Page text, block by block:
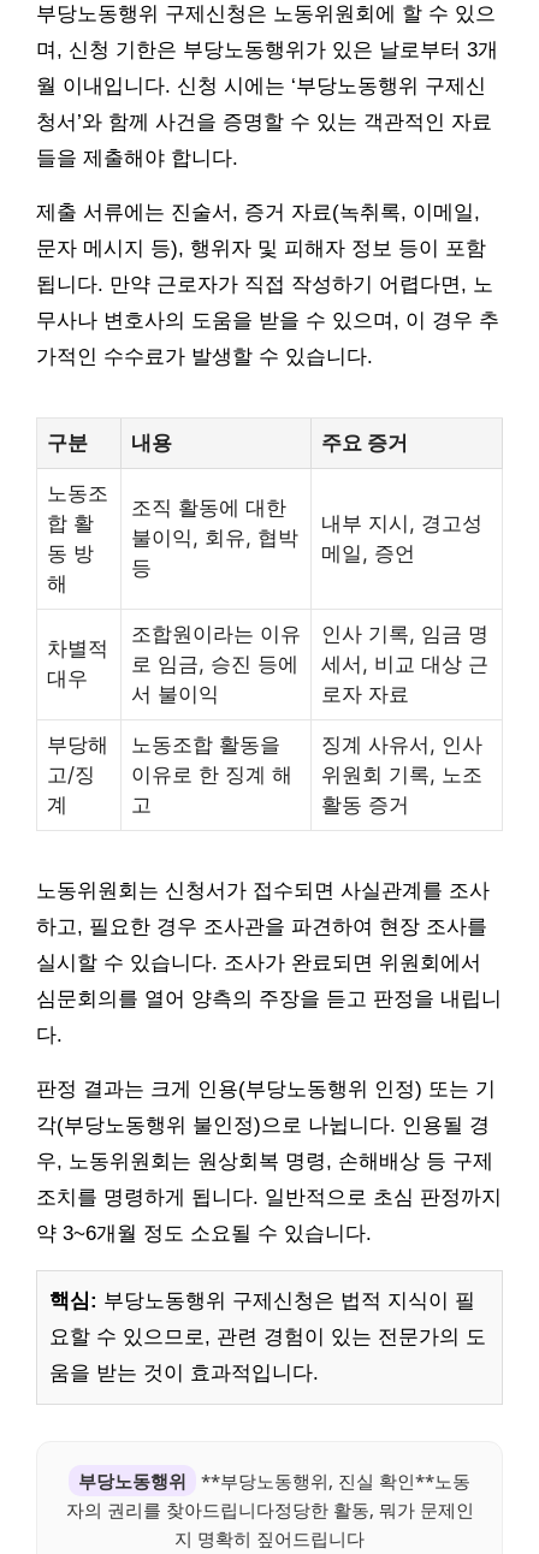
부당노동행위 구제신청은 노동위원회에 할 수 있으
며, 신청 기한은 부당노동행위가 있은 날로부터 3개
월 이내입니다. 신청 시에는 ‘부당노동행위 구제신
청서’와 함께 사건을 증명할 수 있는 객관적인 자료
들을 제출해야 합니다.
제출 서류에는 진술서, 증거 자료(녹취록, 이메일,
문자 메시지 등), 행위자 및 피해자 정보 등이 포함
됩니다. 만약 근로자가 직접 작성하기 어렵다면, 노
무사나 변호사의 도움을 받을 수 있으며, 이 경우 추
가적인 수수료가 발생할 수 있습니다.
구분 내용 주요 증거
노동조
합 활
동 방
해
조직 활동에 대한
불이익, 회유, 협박
등
내부 지시, 경고성
메일, 증언
차별적
대우
조합원이라는 이유
로 임금, 승진 등에
서 불이익
인사 기록, 임금 명
세서, 비교 대상 근
로자 자료
부당해
고/징
계
노동조합 활동을
이유로 한 징계 해
고
징계 사유서, 인사
위원회 기록, 노조
활동 증거
노동위원회는 신청서가 접수되면 사실관계를 조사
하고, 필요한 경우 조사관을 파견하여 현장 조사를
실시할 수 있습니다. 조사가 완료되면 위원회에서
심문회의를 열어 양측의 주장을 듣고 판정을 내립니
다.
판정 결과는 크게 인용(부당노동행위 인정) 또는 기
각(부당노동행위 불인정)으로 나뉩니다. 인용될 경
우, 노동위원회는 원상회복 명령, 손해배상 등 구제
조치를 명령하게 됩니다. 일반적으로 초심 판정까지
약 3~6개월 정도 소요될 수 있습니다.
핵심: 부당노동행위 구제신청은 법적 지식이 필
요할 수 있으므로, 관련 경험이 있는 전문가의 도
움을 받는 것이 효과적입니다.
부당노동행위
**부당노동행위, 진실 확인**노동
자의 권리를 찾아드립니다정당한 활동, 뭐가 문제인
지 명확히 짚어드립니다